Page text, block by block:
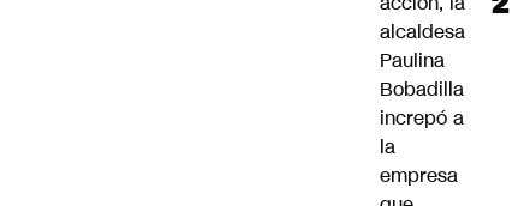
alcaldesa
Paulina
Bobadilla
increpó a
la
empresa